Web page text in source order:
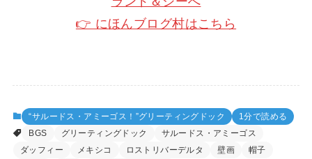
👉 にほんブログ村はこちら
“サルードス・アミーゴス！”グリーティングドック
1分で読める
BGS
グリーティングドック
サルードス・アミーゴス
ダッフィー
メキシコ ロストリバーデルタ 壁画
帽子